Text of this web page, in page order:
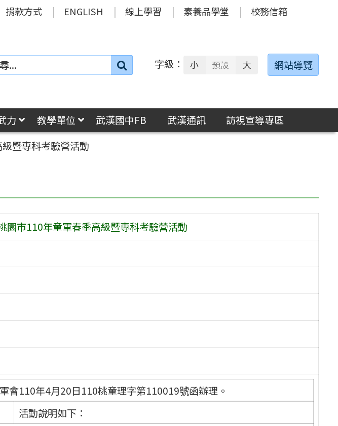
捐款方式 ENGLISH 線上學習 素養品學堂 校務信箱
搜
字級： 小 預設 大 網站導覽
力 教學單位 武漢國中FB 武漢通訊
訪視宣導專區
暨專科考驗營活動
園市110年童軍春季高級暨專科考驗營活動
會110年4月20日110桃童理字第110019號函辦理。
活動說明如下：